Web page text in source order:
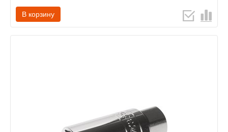
В корзину